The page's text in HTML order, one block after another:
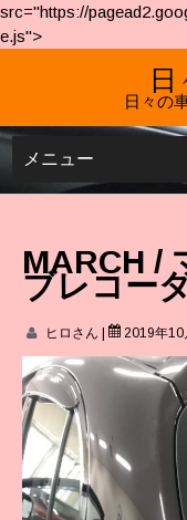
src="https://
e.js">
日々の
メニュー
MARCH /
ブレコー
ヒロさん 2019年10